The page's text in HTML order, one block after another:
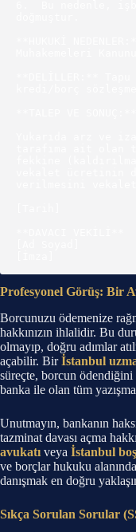
Profesyonel Görüş: Bir
Borcunuzu ödemenize
hakkınızın ihlalidir. Bu
olmayıp, doğru adımlar
açabilir. Birİstanbul
süreçte, borcun ödendiğini
banka ile olan tüm
Unutmayın, bankanın
tazminat davası açma
avukatı veya İstanbul
ve borçlar hukuku
danışmak en doğru
Sıkça Sorulan Sorular